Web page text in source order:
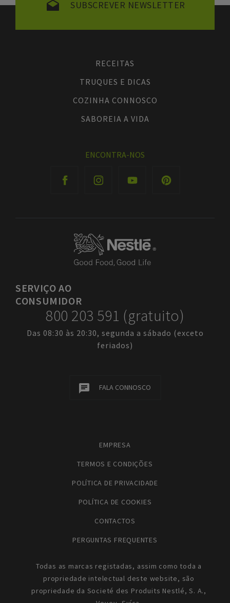
SUBSCREVER NEWSLETTER
RECEITAS
TRUQUES E DICAS
COZINHA CONNOSCO
SABOREIA A VIDA
ENCONTRA-NOS
SERVIÇOAO
CONSUMIDOR
800 203 591 (gratuito)
Das 08:30 às 20:30, segunda a sábado (exceto
feriados)
FALA CONNOSCO
EMPRESA
TERMOS E CONDIÇÕES
POLÍTICA DE PRIVACIDADE
POLÍTICA DE COOKIES
CONTACTOS
PERGUNTAS FREQUENTES
Todas as marcas registadas, assim como toda a
propriedade intelectual deste website, são
propriedade da Societé des Produits Nestlé, S. A.,